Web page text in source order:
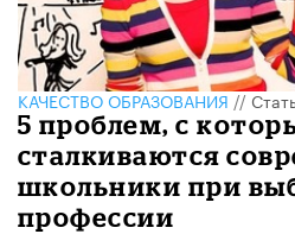
КАЧЕСТВО ОБРАЗОВАНИЯ//
5 проблем, с
сталкиваются
школьники при
профессии